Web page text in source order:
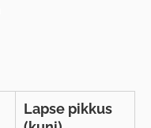
Lapse pikkus